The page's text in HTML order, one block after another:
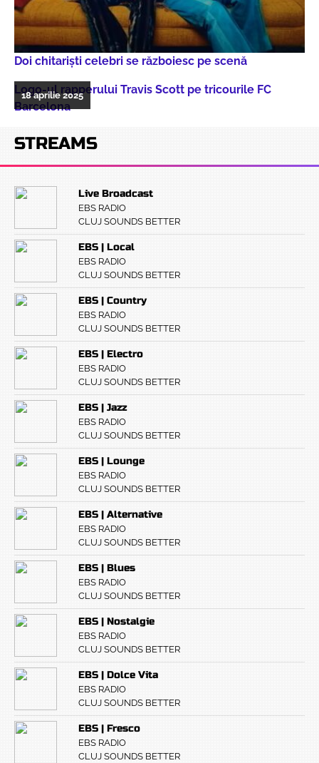
Doi chitarişti celebri se războiesc pe scenă
Logo-ul rapperului Travis Scott pe tricourile FC
Barcelona
18 aprilie 2025
STREAMS
Live Broadcast
EBS RADIO
CLUJ SOUNDS BETTER
EBS | Local
EBS RADIO
CLUJ SOUNDS BETTER
EBS | Country
EBS RADIO
CLUJ SOUNDS BETTER
EBS | Electro
EBS RADIO
CLUJ SOUNDS BETTER
EBS | Jazz
EBS RADIO
CLUJ SOUNDS BETTER
EBS | Lounge
EBS RADIO
CLUJ SOUNDS BETTER
EBS | Alternative
EBS RADIO
CLUJ SOUNDS BETTER
EBS | Blues
EBS RADIO
CLUJ SOUNDS BETTER
EBS | Nostalgie
EBS RADIO
CLUJ SOUNDS BETTER
EBS | Dolce Vita
EBS RADIO
CLUJ SOUNDS BETTER
EBS | Fresco
EBS RADIO
CLUJ SOUNDS BETTER